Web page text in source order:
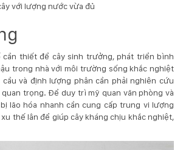
với lượng nước vừa đủ
cần thiết để cây sinh trưởng, phát triển bình
trong nhà với môi trường sống khắc nghiệt
và định lượng phân cần phải nghiên cứu
trọng. Để duy trì mỹ quan văn phòng và
lão hóa nhanh cần cung cấp trung vi lượng
thế lân để giúp cây kháng chịu khắc nghiệt,